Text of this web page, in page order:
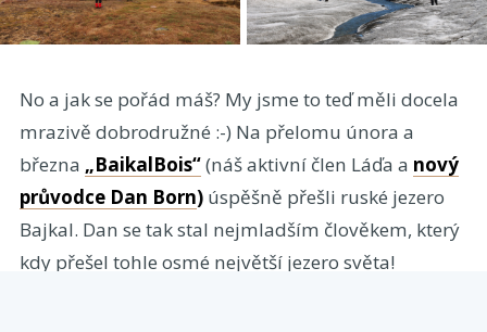
No a jak se pořád máš? My jsme to teď měli docela
mrazivě dobrodružné :-) Na přelomu února a
března „BaikalBois“(náš aktivní člen Láďa a nový
průvodce Dan Born) úspěšně přešli ruské jezero
Bajkal. Dan se tak stal nejmladším člověkem, který
kdy přešel tohle osmé největší jezero světa!